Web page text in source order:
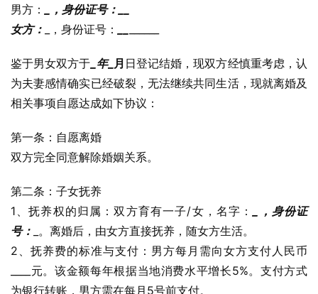
男方： _，身份证号：
女方：
_，身份证号：
鉴于男女双方于 _年_月 日登记结婚，现双方经慎重考虑，认
为夫妻感情确实已经破裂，无法继续共同生活，现就离婚及
相关事项自愿达成如下协议：
第一条：自愿离婚
双方完全同意解除婚姻关系。
第二条：子女抚养
1、抚养权的归属：双方育有一子/女，名字：
_，身份证
号： _。离婚后，由女方直接抚养，随女方生活。
2、抚养费的标准与支付：男方每月需向女方支付人民币
____元。该金额每年根据当地消费水平增长5%。支付方式
为银行转账，男方需在每月5号前支付。